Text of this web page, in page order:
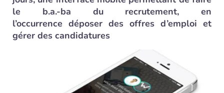
le b.a.-ba du recrutement, en
l’occurrence déposer des offres d’emploi et
gérer des candidatures